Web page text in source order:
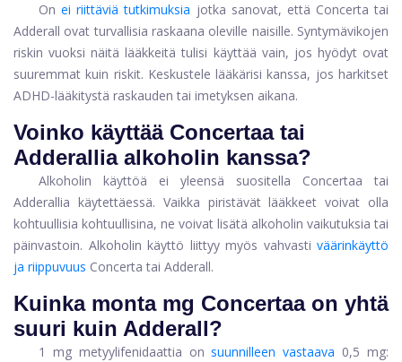
Onei riittäviä tutkimuksia jotka sanovat, että Concerta tai
Adderall ovat turvallisia raskaana oleville naisille. Syntymävikojen
riskin vuoksi näitä lääkkeitä tulisi käyttää vain, jos hyödyt ovat
suuremmat kuin riskit. Keskustele lääkärisi kanssa, jos harkitset
ADHD-lääkitystä raskauden tai imetyksen aikana.
Voinko käyttää Concertaa tai
Adderallia alkoholin kanssa?
Alkoholin käyttöä ei yleensä suositella Concertaa tai
Adderallia käytettäessä. Vaikka piristävät lääkkeet voivat olla
kohtuullisia kohtuullisina, ne voivat lisätä alkoholin vaikutuksia tai
päinvastoin. Alkoholin käyttö liittyy myös vahvasti väärinkäyttö
ja riippuvuus Concerta tai Adderall.
Kuinka monta mg Concertaa on yhtä
suuri kuin Adderall?
1 mg metyylifenidaattia onsuunnilleen vastaava 0,5 mg: